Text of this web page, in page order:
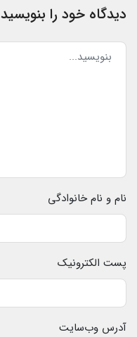
دیدگاه خود را بنویسید
نام و نام خانوادگی
پست الکترونیک
آدرس وب‌سایت